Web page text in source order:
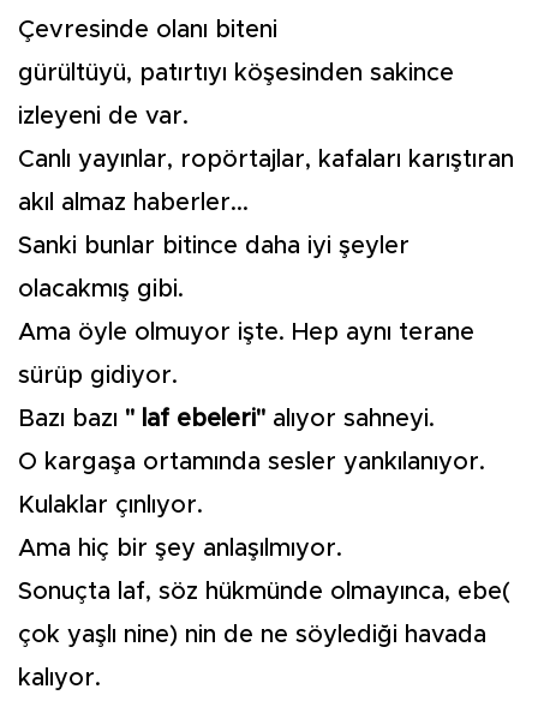
Çevresinde olanı biteni
gürültüyü, patırtıyı köşesinden sakince
izleyeni de var.
Canlı yayınlar, ropörtajlar, kafaları karıştıran
akıl almaz haberler...
Sanki bunlar bitince daha iyi şeyler
olacakmış gibi.
Ama öyle olmuyor işte. Hep aynı terane
sürüp gidiyor.
Bazı bazı " laf ebeleri" alıyor sahneyi.
O kargaşa ortamında sesler yankılanıyor.
Kulaklar çınlıyor.
Ama hiç bir şey anlaşılmıyor.
Sonuçta laf, söz hükmünde olmayınca, ebe(
çok yaşlı nine) nin de ne söylediği havada
kalıyor.